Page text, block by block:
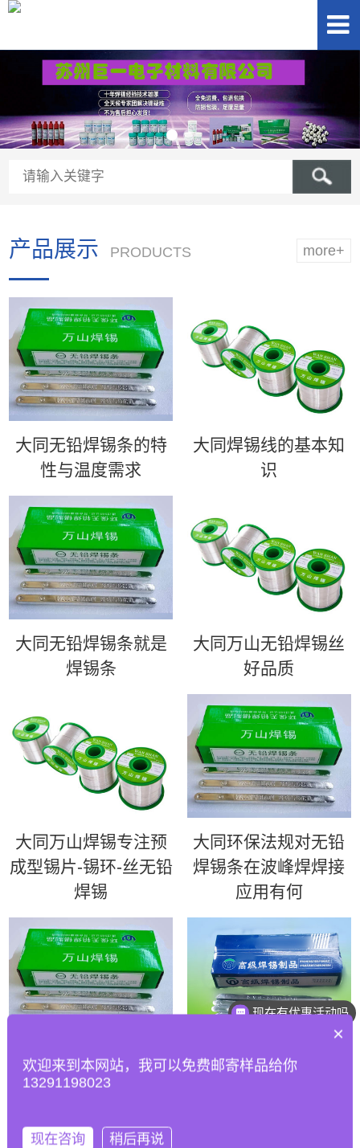
more+
产品展示 PRODUCTS
大同无铅焊锡条的特
性与温度需求
大同​焊锡线的基本知
识
大同无铅焊锡条就是
焊锡条
大同万山无铅焊锡丝
好品质
大同万山焊锡专注预
成型锡片-锡环-丝无铅
焊锡
大同环保法规对无铅
焊锡条在波峰焊焊接
应用有何
大同如何优化波峰焊
工艺参数以适应无铅
大同63锡条 | 超高性
现在有优惠活动吗
×
欢迎来到本网站，我可以免费邮寄样品给你
13291198023
现在咨询 稍后再说